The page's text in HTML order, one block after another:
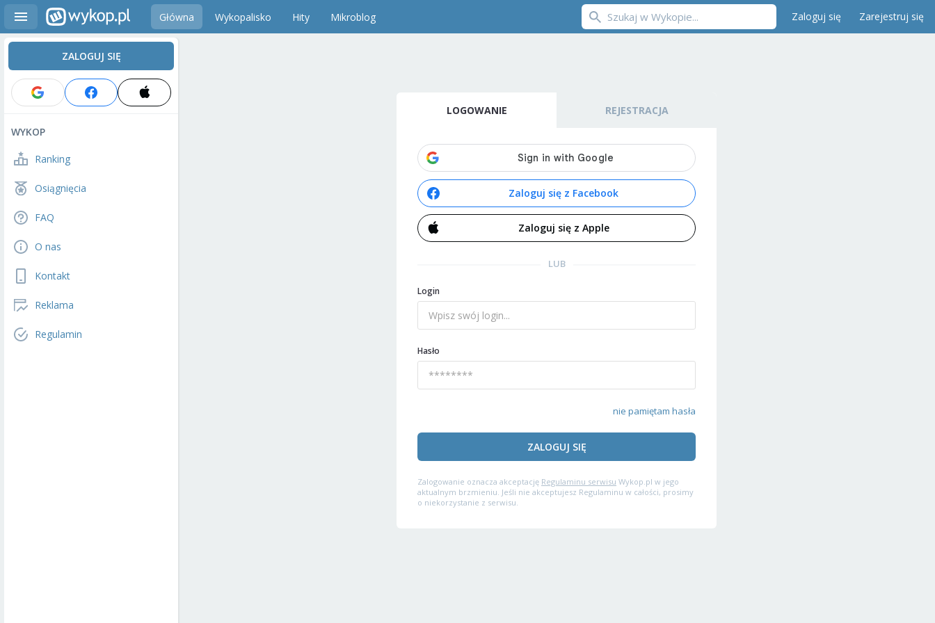
Główna Wykopalisko Hity Mikroblog Zaloguj się Zarejestruj się
ZALOGUJ SIĘ
WYKOP
Ranking
Osiągnięcia
FAQ
O nas
Kontakt
Reklama
Regulamin
LOGOWANIE REJESTRACJA
Zaloguj się z Facebook
Zaloguj się z Apple
LUB
Login
Hasło
nie pamiętam hasła
ZALOGUJ SIĘ
Zalogowanie oznacza akceptację Regulaminu serwisu Wykop.pl w jego
aktualnym brzmieniu. Jeśli nie akceptujesz Regulaminu w całości, prosimy
o niekorzystanie z serwisu.